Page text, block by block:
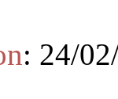
: 24/